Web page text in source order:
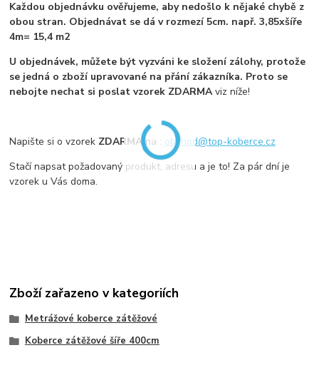
Každou objednávku ověřujeme, aby nedošlo k nějaké chybě z
obou stran. Objednávat se dá v rozmezí 5cm. např. 3,85xšíře
4m= 15,4 m2
U objednávek, můžete být vyzváni ke složení zálohy, protože
se jedná o zboží upravované na přání zákazníka. Proto se
nebojte nechat si poslat vzorek ZDARMAviz níže!
Napište si o vzorek ZDARMAna : obchod@top-koberce.cz
Stačí napsat požadovaný produkt, adresu a je to! Za pár dní je
vzorek u Vás doma.
Zboží zařazeno v kategoriích
Metrážové koberce zátěžové
Koberce zátěžové šíře 400cm